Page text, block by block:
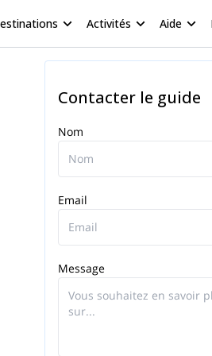
Activités Aide
Contacter le guide
Nom
Email
Message